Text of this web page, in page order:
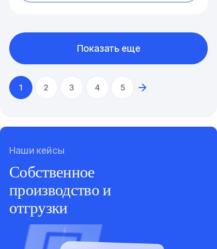
1 2 3 4 5
Показать еще
Наши кейсы
Собственное
производство и
отгрузки